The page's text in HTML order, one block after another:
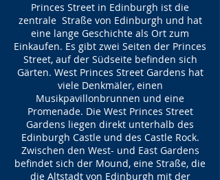
Princes Street in Edinburgh ist die
zentrale Straße von Edinburgh und hat
eine lange Geschichte als Ort zum
Einkaufen. Es gibt zwei Seiten der Princes
Street, auf der Südseite befinden sich
Gärten. West Princes Street Gardens hat
viele Denkmäler, einen
Musikpavillonbrunnen und eine
Promenade. Die West Princes Street
Gardens liegen direkt unterhalb des
Edinburgh Castle und des Castle Rock.
Zwischen den West- und East Gardens
befindet sich der Mound, eine Straße, die
die Altstadt von Edinburgh mit der